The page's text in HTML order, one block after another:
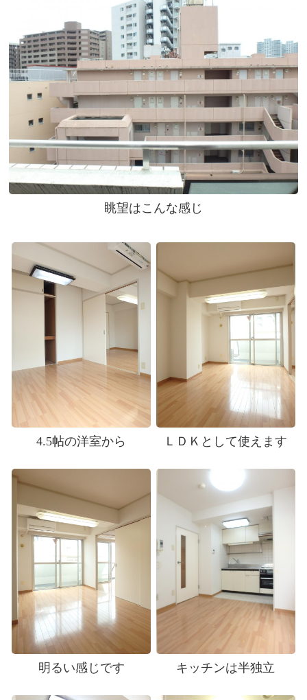
眺望はこんな感じ
4.5帖の洋室から ＬＤＫとして使えます
明るい感じです キッチンは半独立